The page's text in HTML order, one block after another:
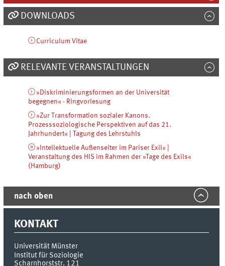
DOWNLOADS
Curriculum Vitae
RELEVANTE VERANSTALTUNGEN
»Diskriminierungsformen an der Universität
begegnen« - Ringvorlesung
»Zur Transformation sozialer Kanons.
Prozesssoziologische Perspektiven auf das 21.
Jahrhundert« | Tagung des Lehrstuhls
»Intellektuelle Außenseiter im Pariser Exil« |
Veranstaltung des HIS im Rahmen der »Tage des Exils«
(Hamburg)
nach oben
KONTAKT
Universität Münster
Institut für Soziologie
Scharnhorststr. 121